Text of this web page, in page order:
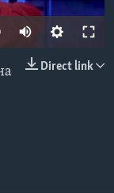
Direct link